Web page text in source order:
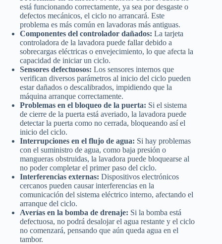
está funcionando correctamente, ya sea por desgaste o
defectos mecánicos, el ciclo no arrancará. Este
problema es más común en lavadoras más antiguas.
Componentes del controlador dañados: La tarjeta
controladora de la lavadora puede fallar debido a
sobrecargas eléctricas o envejecimiento, lo que afecta la
capacidad de iniciar un ciclo.
Sensores defectuosos: Los sensores internos que
verifican diversos parámetros al inicio del ciclo pueden
estar dañados o descalibrados, impidiendo que la
máquina arranque correctamente.
Problemas en el bloqueo de la puerta: Si el sistema
de cierre de la puerta está averiado, la lavadora puede
detectar la puerta como no cerrada, bloqueando así el
inicio del ciclo.
Interrupciones en el flujo de agua: Si hay problemas
con el suministro de agua, como baja presión o
mangueras obstruidas, la lavadora puede bloquearse al
no poder completar el primer paso del ciclo.
Interferencias externas: Dispositivos electrónicos
cercanos pueden causar interferencias en la
comunicación del sistema eléctrico interno, afectando el
arranque del ciclo.
Averías en la bomba de drenaje: Si la bomba está
defectuosa, no podrá desalojar el agua restante y el ciclo
no comenzará, pensando que aún queda agua en el
tambor.